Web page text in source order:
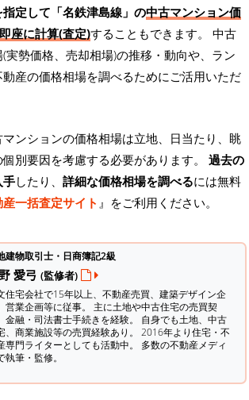
定して「名鉄津島線」の中古マンション価
座に計算(査定)することもできます。 中古
実勢価格、売却相場)の推移・動向や、ラン
産の価格相場を調べるためにご活用いただ
ンションの価格相場は立地、日当たり、眺
別要因を考慮する必要があります。 過去の
手したり、 詳細な価格相場を調べるには無料
一括査定サイト 』をご利用ください。
建物取引士・日商簿記2級
愛弓 (監修者)
住宅会社で15年以上、不動産売買、建築デザイン企
営業企画等に従事。 主に土地や中古住宅の売買契
金融・司法書士手続きを経験。 自身でも土地、中古
、商業施設等の売買経験あり。 2016年より住宅・不
専門ライターとしても活動中。 多数の不動産メディ
執筆・監修。